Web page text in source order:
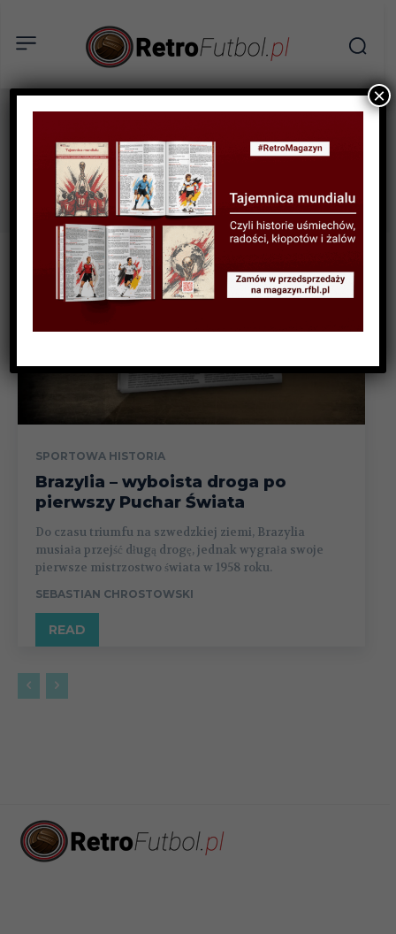
Tag: puchar świata
SPORTOWA HISTORIA
Brazylia – wyboista droga po
pierwszy Puchar Świata
Do czasu triumfu na szwedzkiej ziemi, Brazylia
musiała przejść długą drogę, jednak wygrała swoje
pierwsze mistrzostwo świata w 1958 roku.
SEBASTIAN CHROSTOWSKI
READ
×